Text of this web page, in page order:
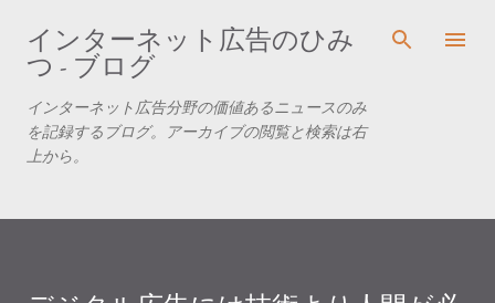
スキップしてメイン コンテンツに移動
インターネット広告のひみ
つ - ブログ
インターネット広告分野の価値あるニュースのみ
を記録するブログ。アーカイブの閲覧と検索は右
上から。